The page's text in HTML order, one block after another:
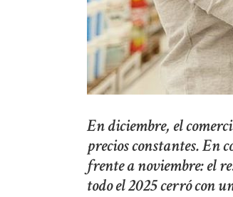
En diciembre, el
precios constantes. En
frente a noviembre: el
todo el 2025 cerró con